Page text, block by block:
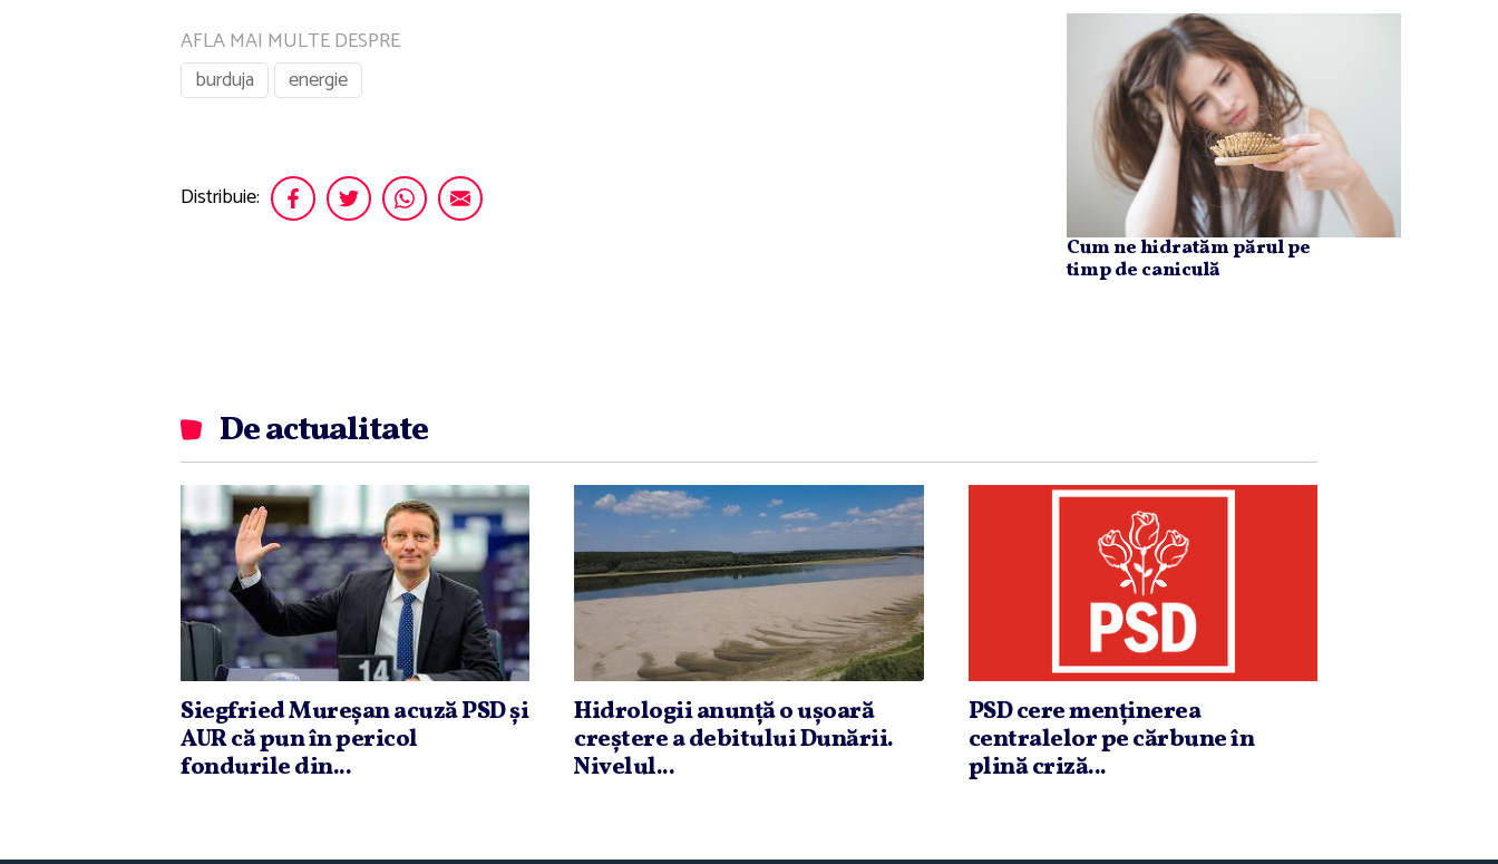
AFLA MAI MULTE DESPRE
burduja
energie
Distribuie:
Cum ne hidratăm părul pe
timp de caniculă
De actualitate
Siegfried Mureşan acuză PSD şi
AUR că pun în pericol
fondurile din...
Hidrologii anunţă o uşoară
creştere a debitului Dunării.
Nivelul...
PSD cere menţinerea
centralelor pe cărbune în
plină criză...